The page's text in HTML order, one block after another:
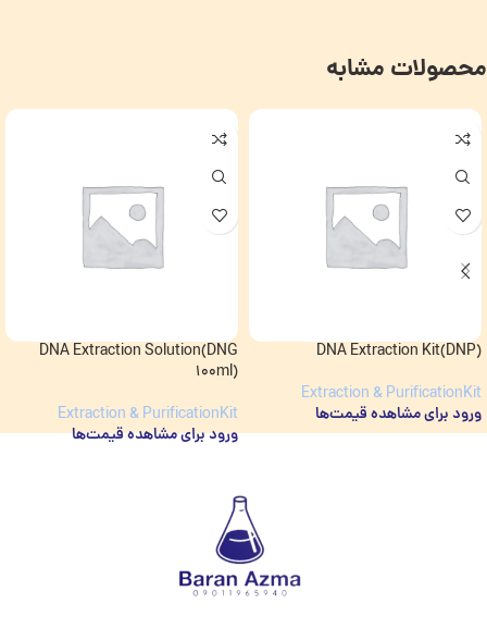
محصولات مشابه
DNA Extraction Kit(DNP)
Extraction & PurificationKit
ورود برای مشاهده قیمت‌ها
DNA Extraction Solution(DNG
100ml)
Extraction & PurificationKit
ورود برای مشاهده قیمت‌ها